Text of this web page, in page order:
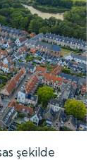
şekilde